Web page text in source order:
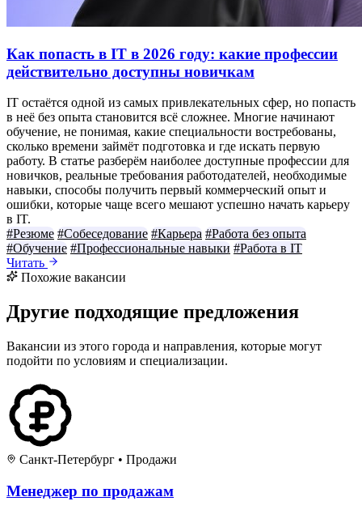
Как попасть в IT в 2026 году: какие профессии
действительно доступны новичкам
IT остаётся одной из самых привлекательных сфер, но попасть
в неё без опыта становится всё сложнее. Многие начинают
обучение, не понимая, какие специальности востребованы,
сколько времени займёт подготовка и где искать первую
работу. В статье разберём наиболее доступные профессии для
новичков, реальные требования работодателей, необходимые
навыки, способы получить первый коммерческий опыт и
ошибки, которые чаще всего мешают успешно начать карьеру
в IT.
#Резюме #Собеседование #Карьера #Работа без опыта
#Обучение #Профессиональные навыки #Работа в IT
Читать
Похожие вакансии
Другие подходящие предложения
Вакансии из этого города и направления, которые могут
подойти по условиям и специализации.
Санкт-Петербург • Продажи
Менеджер по продажам